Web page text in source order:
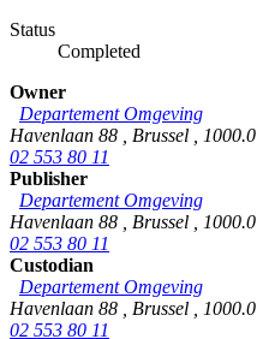
Status
Completed
Owner
Departement Omgeving
Havenlaan 88
Brussel 1000.0
02 553 80 11
Publisher
Departement Omgeving
Havenlaan 88
Brussel 1000.0
02 553 80 11
Custodian
Departement Omgeving
Havenlaan 88
Brussel 1000.0
02 553 80 11